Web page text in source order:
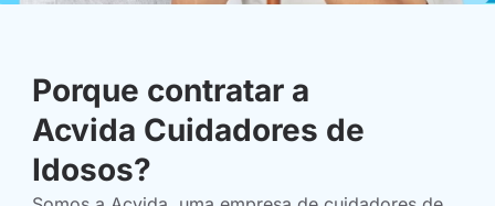
Porque contratar a
Acvida Cuidadores de
Idosos?